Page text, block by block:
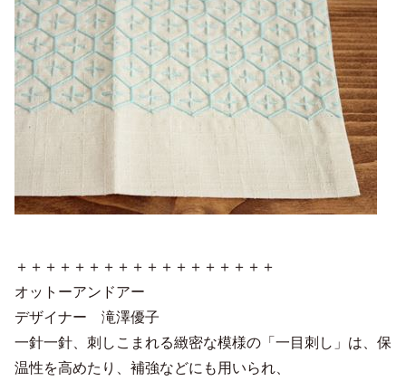
＋＋＋＋＋＋＋＋＋＋＋＋＋＋＋＋＋＋
オットーアンドアー
デザイナー 滝澤優子
一針一針、刺しこまれる緻密な模様の「一目刺し」は、保
温性を高めたり、補強などにも用いられ、